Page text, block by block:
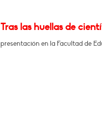
Tras las huellas de
presentación en la Facultad de